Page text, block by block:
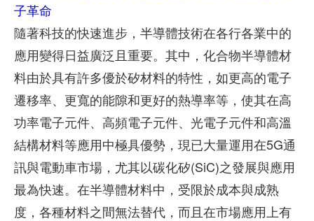
子革命
隨著科技的快速進步，半導體技術在各行各業中的
應用變得日益廣泛且重要。其中，化合物半導體材
料由於具有許多優於矽材料的特性，如更高的電子
遷移率、更寬的能隙和更好的熱導率等，使其在高
功率電子元件、高頻電子元件、光電子元件和高溫
結構材料等應用中極具優勢，現已大量運用在5G通
訊與電動車市場，尤其以碳化矽(SiC)之發展與應用
最為快速。在半導體材料中，受限於成本與成熟
度，各種材料之間無法替代，而且在市場應用上有